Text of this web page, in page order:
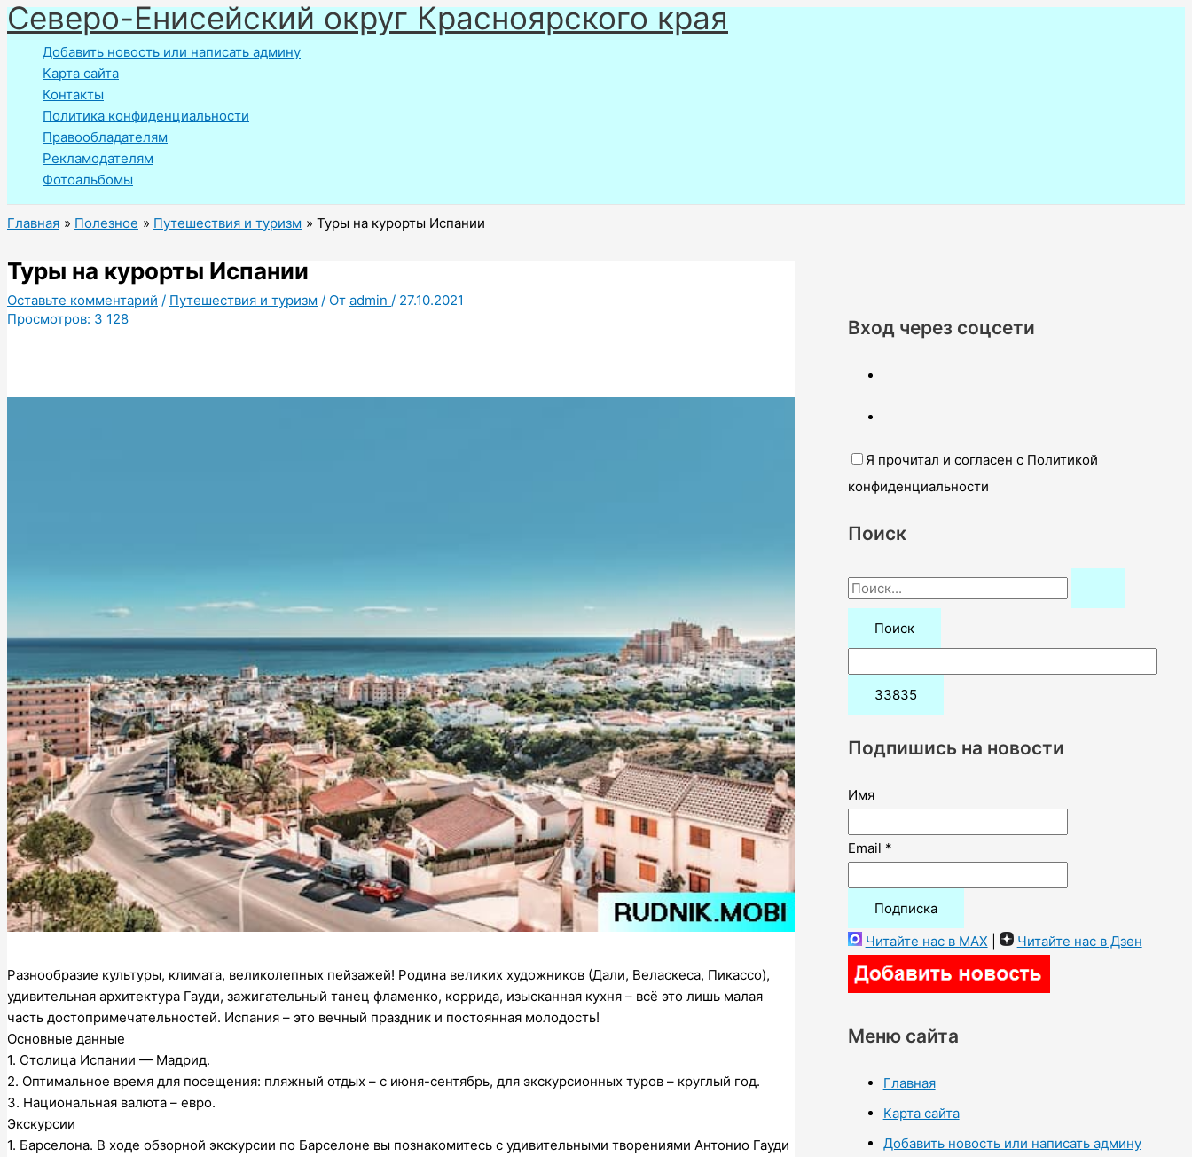
Перейти
к
содержимому
Северо-Енисейский округ Красноярского края
Добавить новость или написать админу
Карта сайта
Контакты
Политика конфиденциальности
Правообладателям
Рекламодателям
Фотоальбомы
Главная Полезное Путешествия и туризм Туры на курорты Испании
Туры на курорты Испании
Оставьте комментарий / Путешествия и туризм / От admin / 27.10.2021
Просмотров: 3 128
Разнообразие культуры, климата, великолепных пейзажей! Родина великих художников (Дали, Веласкеса, Пикассо),
удивительная архитектура Гауди, зажигательный танец фламенко, коррида, изысканная кухня – всё это лишь малая
часть достопримечательностей. Испания – это вечный праздник и постоянная молодость!
Основные данные
1. Столица Испании — Мадрид.
2. Оптимальное время для посещения: пляжный отдых – с июня-сентябрь, для экскурсионных туров – круглый год.
3. Национальная валюта – евро.
Экскурсии
1. Барселона. В ходе обзорной экскурсии по Барселоне вы познакомитесь с удивительными творениями Антонио Гауди
Вход через соцсети
Я прочитал и согласен с Политикой
конфиденциальности
Поиск
П
о
:
Подпишись на новости
Имя
Email *
Читайте нас в MAX Читайте нас в Дзен
Меню сайта
Главная
Карта сайта
Добавить новость или написать админу